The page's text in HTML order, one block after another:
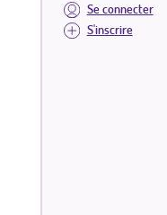
Se connecter
S'inscrire